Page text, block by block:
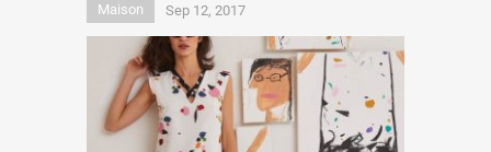
Maison Sep 12, 2017